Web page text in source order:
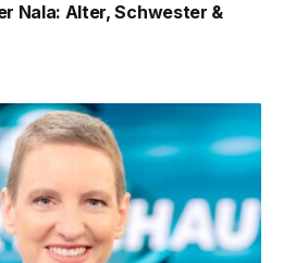
Nala: Alter, Schwester &